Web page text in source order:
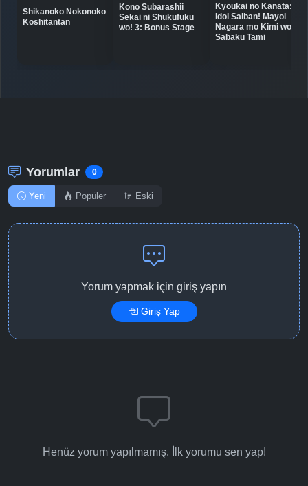
Shikanoko Nokonoko
Koshitantan
Kono Subarashii
Sekai ni Shukufuku
wo! 3: Bonus Stage
Kyoukai no Kanata:
Idol Saiban! Mayoi
Nagara mo Kimi wo
Sabaku Tami
Yorumlar 0
Yeni Popüler Eski
Yorum yapmak için giriş yapın
Giriş Yap
Henüz yorum yapılmamış. İlk yorumu sen yap!